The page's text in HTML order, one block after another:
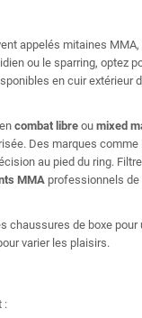
appelés mitaines
ou le sparring, optez
en cuir extérieur
en combat libreou mixed
Des marques comme
au pied du ring.
MMA professionnels de
chaussures de boxe
varier les plaisirs.
: